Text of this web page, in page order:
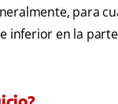
para
inferior en la